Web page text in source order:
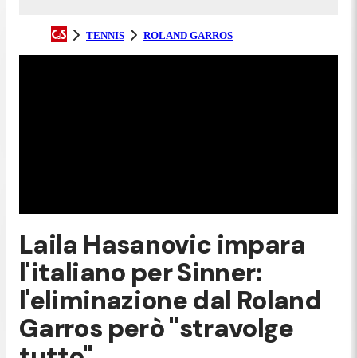
TENNIS ROLAND GARROS
Laila Hasanovic impara
l'italiano per Sinner:
l'eliminazione dal Roland
Garros però "stravolge